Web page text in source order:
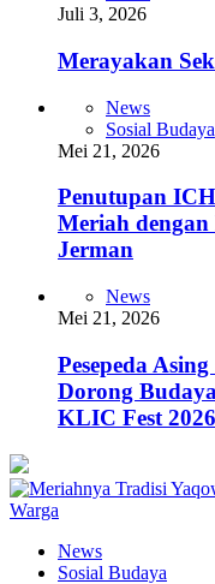
Juli 3, 2026
Merayakan
News
Sosial Budaya
Mei 21, 2026
Penutupan
Meriah
Jerman
News
Mei 21, 2026
Pesepeda
Dorong
KLIC Fest 2026
News
Sosial Budaya